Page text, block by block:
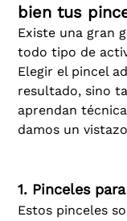
bien tus
Existe una gran
todo tipo de
Elegir el pincel
resultado, sino
aprendan
damos un
1. Pinceles
Estos pinceles